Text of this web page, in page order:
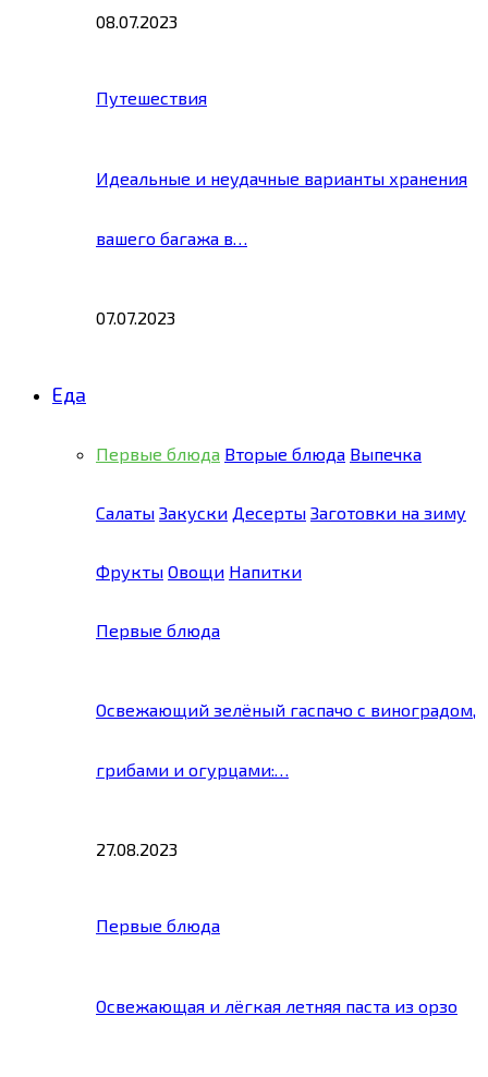
08.07.2023
Путешествия
Идеальные и неудачные варианты хранения
вашего багажа в…
07.07.2023
Еда
Первые блюда Вторые блюда Выпечка
Салаты Закуски Десерты Заготовки на зиму
Фрукты Овощи Напитки
Первые блюда
Освежающий зелёный гаспачо с виноградом,
грибами и огурцами:…
27.08.2023
Первые блюда
Освежающая и лёгкая летняя паста из орзо